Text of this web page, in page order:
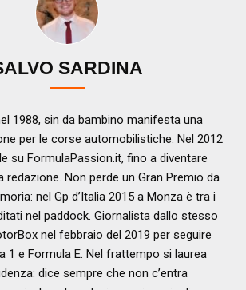
SARDINA
1988, sin da bambino manifesta una
per le corse automobilistiche. Nel 2012
su FormulaPassion.it, fino a diventare
redazione. Non perde un Gran Premio da
nel Gp d’Italia 2015 a Monza è tra i
nel paddock. Giornalista dallo stesso
nel febbraio del 2019 per seguire
1 e Formula E. Nel frattempo si laurea
dice sempre che non c’entra